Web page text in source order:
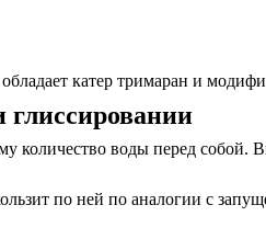
катер тримаран и
глиссировании
воды перед собой.
по ней по аналогии с